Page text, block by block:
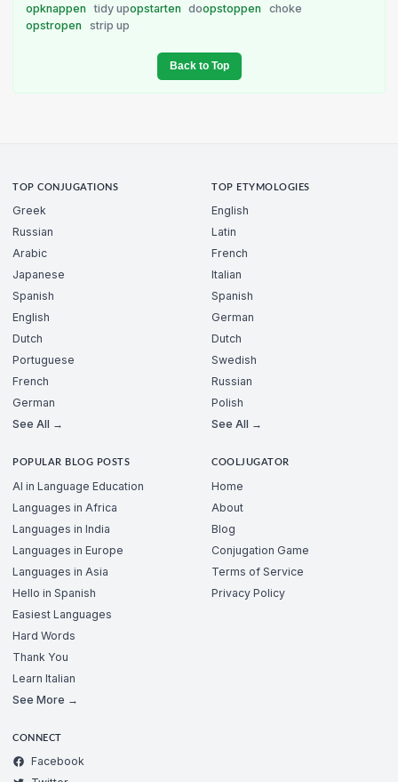
opknappen
tidy upopstarten doopstoppen
choke
opstropen
strip up
Back to Top
TOP CONJUGATIONS
Greek
Russian
Arabic
Japanese
Spanish
English
Dutch
Portuguese
French
German
See All →
TOP ETYMOLOGIES
English
Latin
French
Italian
Spanish
German
Dutch
Swedish
Russian
Polish
See All →
POPULAR BLOG POSTS
AI in Language Education
Languages in Africa
Languages in India
Languages in Europe
Languages in Asia
Hello in Spanish
Easiest Languages
Hard Words
Thank You
Learn Italian
See More →
COOLJUGATOR
Home
About
Blog
Conjugation Game
Terms of Service
Privacy Policy
CONNECT
Facebook